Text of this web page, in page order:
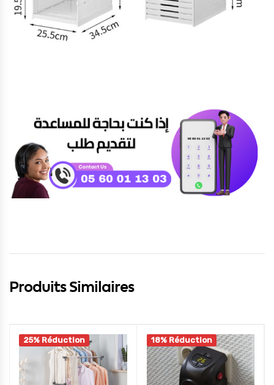
Produits Similaires
25% Réduction 18% Réduction